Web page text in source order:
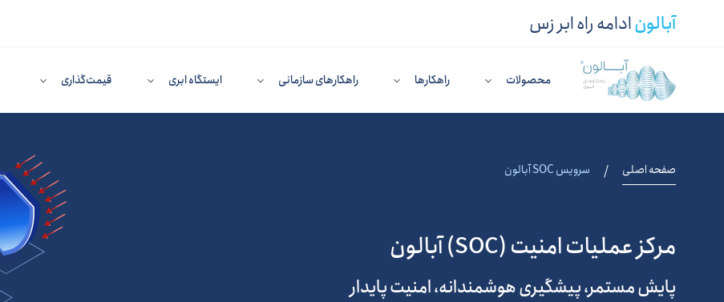
آبالونادامه راه ابر زس
محصولات راهکار‌ها راهکارهای سازمانی ایستگاه ابری قیمت‌گذاری
صفحه اصلی / سرویس SOC آبالون
مرکز عملیات امنیت (SOC) آبالون
پایش مستمر، پیشگیری هوشمندانه، امنیت پایدار